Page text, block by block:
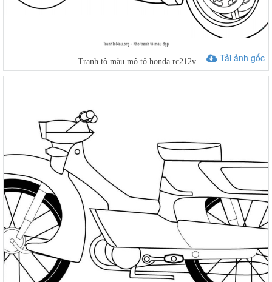
Tải ảnh gốc
Tranh tô màu mô tô honda rc212v